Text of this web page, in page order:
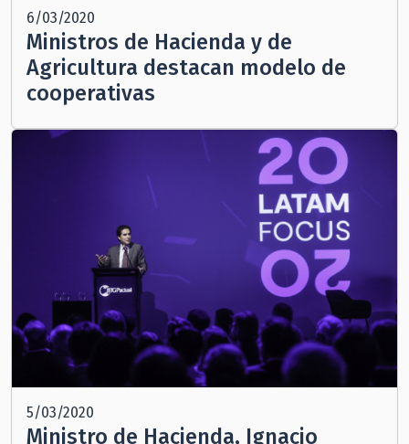
6/03/2020
Ministros de Hacienda y de
Agricultura destacan modelo de
cooperativas
5/03/2020
Ministro de Hacienda, Ignacio